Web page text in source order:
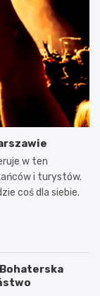
w ten
i turystów.
coś dla siebie.